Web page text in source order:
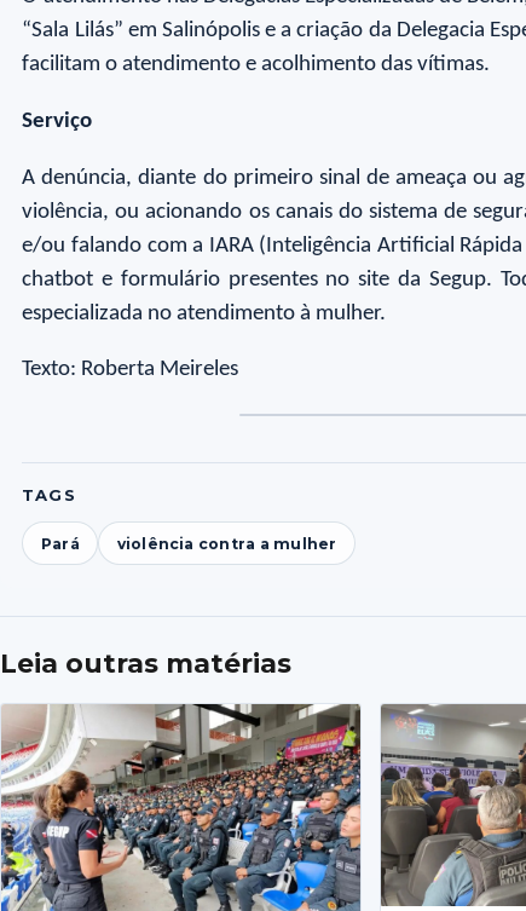
“Sala Lilás” em Salinópolis e a criação da Delegacia
facilitam o atendimento e acolhimento das vítimas.
Serviço
A denúncia, diante do primeiro sinal de ameaça ou
violência, ou acionando os canais do sistema de
e/ou falando com a IARA (Inteligência Artificial
chatbot e formulário presentes no site da Segup.
especializada no atendimento à mulher.
Texto: Roberta Meireles
TAGS
Pará violência contra a mulher
Leia outras matérias